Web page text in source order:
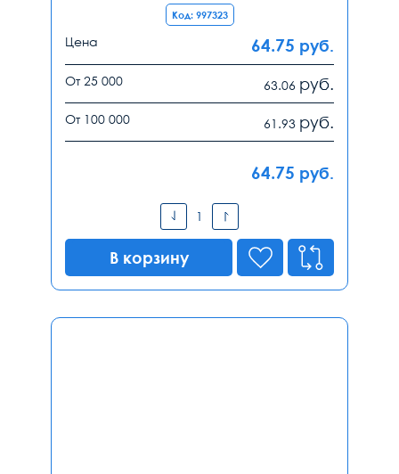
Код: 997323
Цена 64.75 руб.
От 25 000 63.06 руб.
От 100 000 61.93 руб.
64.75 руб.
В корзину